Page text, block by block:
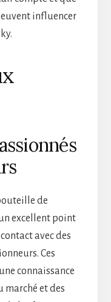
influencer
de
excellent point
avec des
Ces
connaissance
marché et des